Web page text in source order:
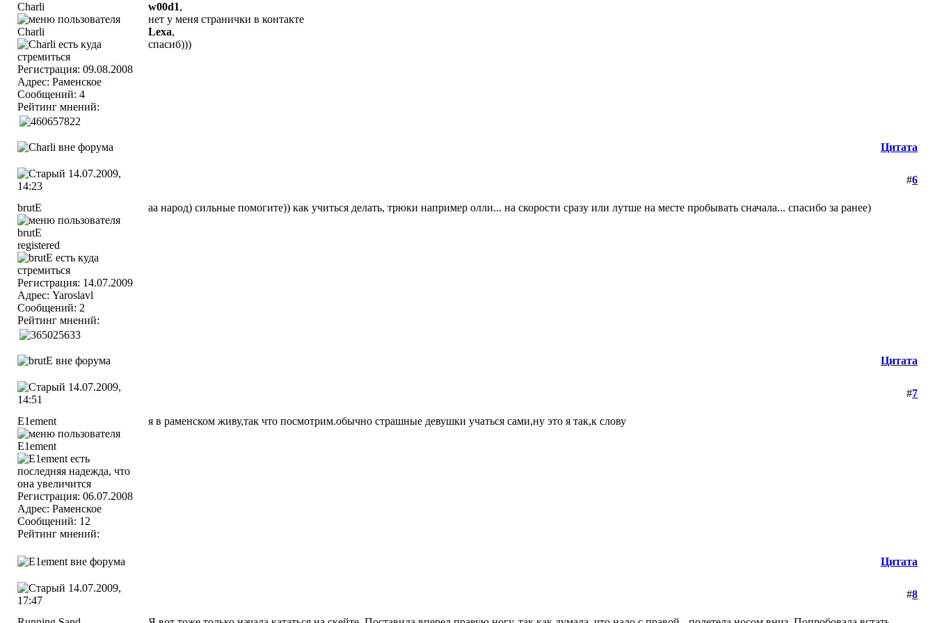
Сharli
Регистрация: 09.08.2008
Адрес: Раменское
Сообщений: 4
Рейтинг мнений:
w00d1,
нет у меня странички в контакте
Lexa,
спасиб)))
Цитата
14.07.2009,
14:23
#6
brutE
registered
Регистрация: 14.07.2009
Адрес: Yaroslavl
Сообщений: 2
Рейтинг мнений:
аа народ) сильные помогите)) как учиться делать, трюки например олли... на скорости сразу или лутше на месте пробывать сначала... спасибо за ранее)
Цитата
14.07.2009,
14:51
#7
E1ement
Регистрация: 06.07.2008
Адрес: Раменское
Сообщений: 12
Рейтинг мнений:
я в раменском живу,так что посмотрим.обычно страшные девушки учаться сами,ну это я так,к слову
Цитата
14.07.2009,
17:47
#8